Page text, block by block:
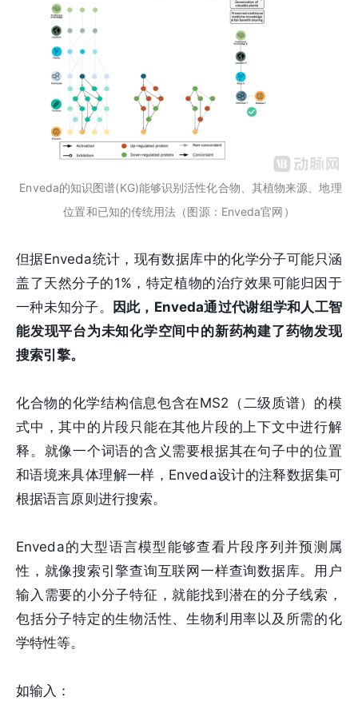
Enveda的知识图谱(KG)能够识别活性化合物、其植物来源、地理
位置和已知的传统用法（图源：Enveda官网）
但据Enveda统计，现有数据库中的化学分子可能只涵
盖了天然分子的1%，特定植物的治疗效果可能归因于
一种未知分子。
因此，Enveda通过代谢组学和人工智
能发现平台为未知化学空间中的新药构建了药物发现
搜索引擎。
化合物的化学结构信息包含在MS2（二级质谱）的模
式中，其中的片段只能在其他片段的上下文中进行解
释。就像一个词语的含义需要根据其在句子中的位置
和语境来具体理解一样，Enveda设计的注释数据集可
根据语言原则进行搜索。
Enveda的大型语言模型能够查看片段序列并预测属
性，就像搜索引擎查询互联网一样查询数据库。用户
输入需要的小分子特征，就能找到潜在的分子线索，
包括分子特定的生物活性、生物利用率以及所需的化
学特性等。
如输入：